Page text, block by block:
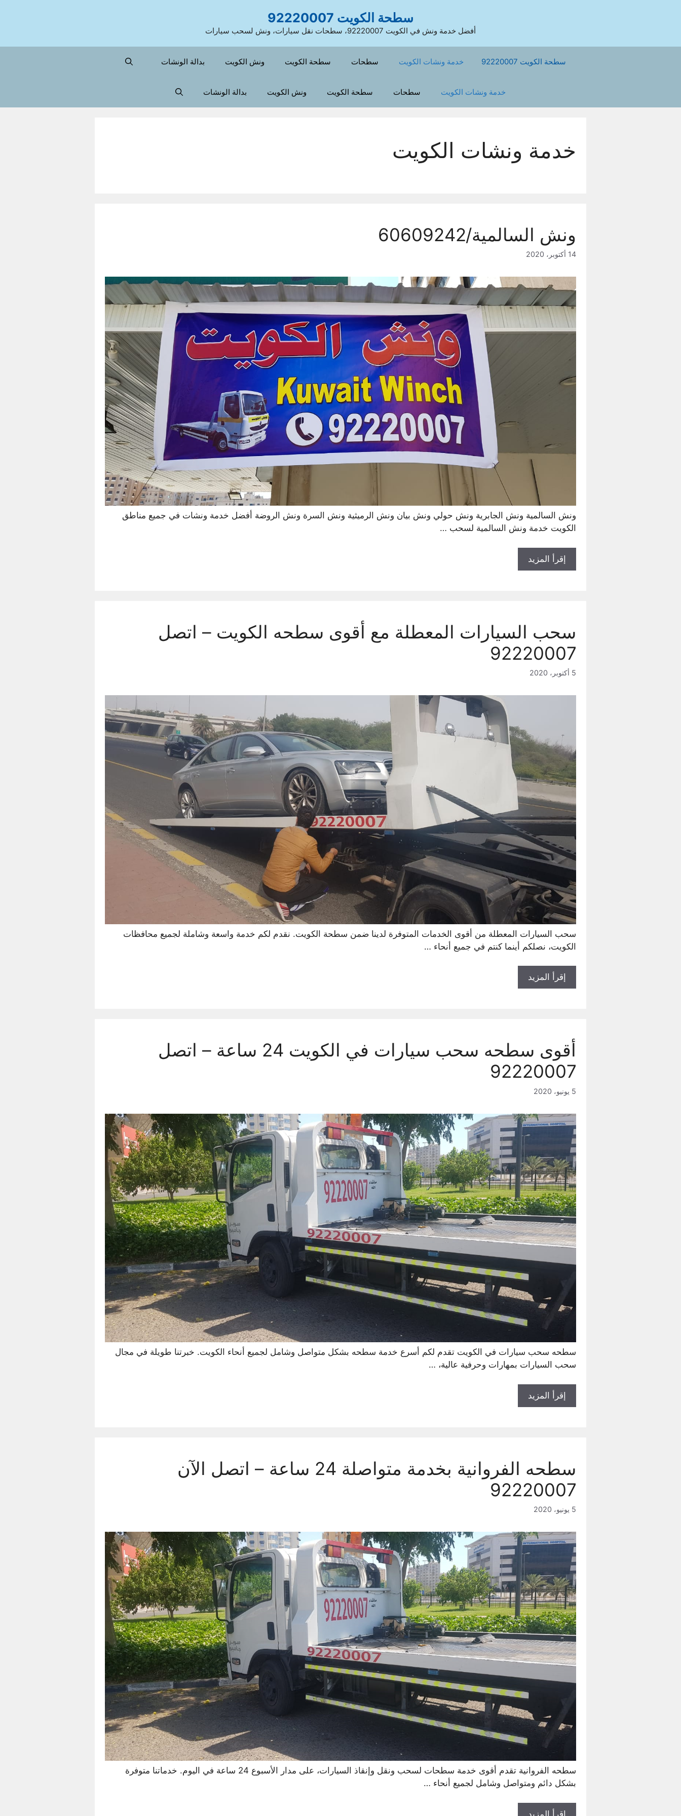
سطحة الكويت 92220007
أفضل خدمة ونش في الكويت 92220007، سطحات نقل سيارات، ونش لسحب سيارات
سطحة الكويت 92220007 خدمة ونشات الكويت سطحات سطحة الكويت ونش الكويت بدالة الونشات
خدمة ونشات الكويت سطحات سطحة الكويت ونش الكويت بدالة الونشات
خدمة ونشات الكويت
ونش السالمية/60609242
14 أكتوبر، 2020
ونش السالمية ونش الجابرية ونش حولي ونش بيان ونش الرميثية ونش السرة ونش الروضة أفضل خدمة ونشات في جميع مناطق
الكويت خدمة ونش السالمية لسحب …
إقرأ المزيد
سحب السيارات المعطلة مع أقوى سطحه الكويت – اتصل
92220007
5 أكتوبر، 2020
سحب السيارات المعطلة من أقوى الخدمات المتوفرة لدينا ضمن سطحة الكويت. نقدم لكم خدمة واسعة وشاملة لجميع محافظات
الكويت، نصلكم أينما كنتم في جميع أنحاء …
إقرأ المزيد
أقوى سطحه سحب سيارات في الكويت 24 ساعة – اتصل
92220007
5 يونيو، 2020
سطحه سحب سيارات في الكويت تقدم لكم أسرع خدمة سطحه بشكل متواصل وشامل لجميع أنحاء الكويت. خبرتنا طويلة في مجال
سحب السيارات بمهارات وحرفية عالية، …
إقرأ المزيد
سطحه الفروانية بخدمة متواصلة 24 ساعة – اتصل الآن
92220007
5 يونيو، 2020
سطحه الفروانية تقدم أقوى خدمة سطحات لسحب ونقل وإنقاذ السيارات، على مدار الأسبوع 24 ساعة في اليوم. خدماتنا متوفرة
بشكل دائم ومتواصل وشامل لجميع أنحاء …
إقرأ المزيد